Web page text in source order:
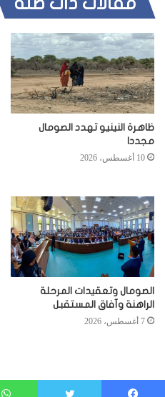
ظاهرة النينيو تهدد الصومال
مجددا
10 أغسطس، 2026
الصومال وتعقيدات المرحلة
الراهنة وآفاق المستقبل
7 أغسطس، 2026